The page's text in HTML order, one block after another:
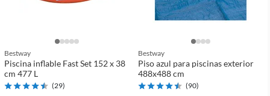
Bestway
Piscina inflable Fast Set 152 x 38
cm 477 L
(29)
Bestway
Piso azul para piscinas exterior
488x488 cm
(90)